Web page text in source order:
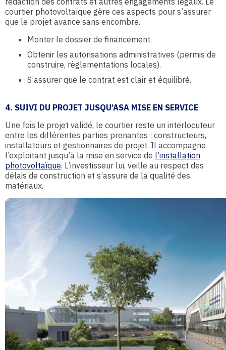
courtier photovoltaïque gère ces aspects pour s’assurer
que le projet avance sans encombre.
Monter le dossier de financement.
Obtenir les autorisations administratives (permis de
construire, règlementations locales).
S’assurer que le contrat est clair et équilibré.
4. SUIVI DU PROJET JUSQU’ASA MISE EN SERVICE
Une fois le projet validé, le courtier reste un interlocuteur
entre les différentes parties prenantes : constructeurs,
installateurs et gestionnaires de projet. Il accompagne
l’exploitant jusqu’à la mise en service de l’installation
photovoltaïque. L’investisseur lui, veille au respect des
délais de construction et s’assure de la qualité des
matériaux.